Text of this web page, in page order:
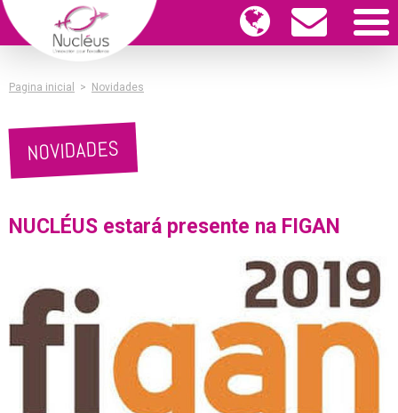
Pagina inicial > Novidades
NOVIDADES
NUCLÉUS estará presente na FIGAN